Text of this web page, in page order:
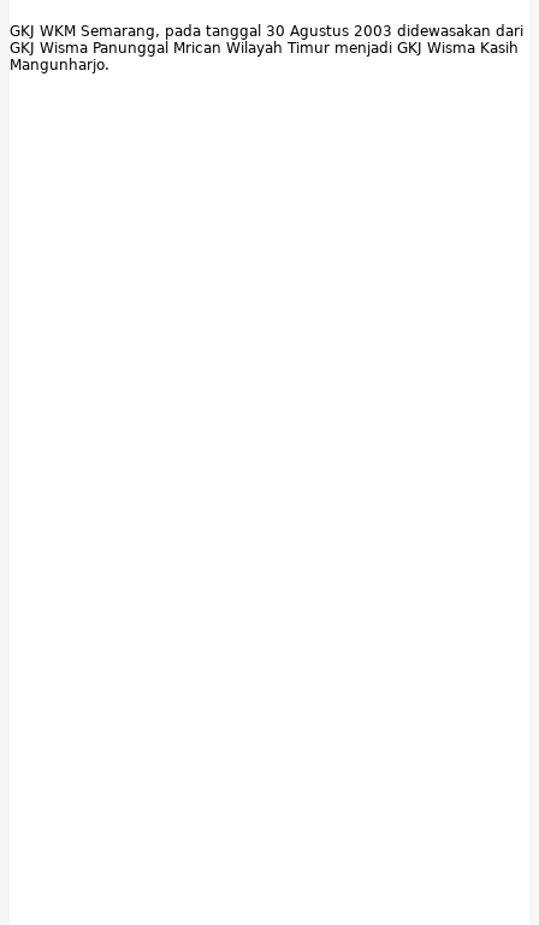
GKJ WKM Semarang, pada tanggal 30 Agustus 2003 didewasakan dari
GKJ Wisma Panunggal Mrican Wilayah Timur menjadi GKJ Wisma Kasih
Mangunharjo.